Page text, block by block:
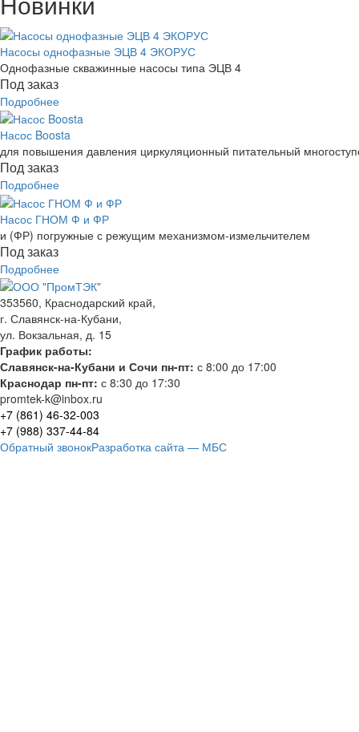
Насосы однофазные ЭЦВ 4 ЭКОРУС
Однофазные скважинные насосы типа ЭЦВ 4
Под заказ
Подробнее
Насос Boosta
для повышения давления циркуляционный питательный
Под заказ
Подробнее
Насос ГНОМ Ф и ФР
и (ФР) погружные с режущим механизмом-измельчителем
Под заказ
Подробнее
353560, Краснодарский край,
г. Славянск-на-Кубани,
ул. Вокзальная, д. 15
График работы:
Славянск-на-Кубани и Сочи пн-пт: с 8:00 до 17:00
Краснодар пн-пт: с 8:30 до 17:30
promtek-k@inbox.ru
+7 (861) 46-32-003
+7 (988) 337-44-84
Обратный звонокРазработка сайта — МБС